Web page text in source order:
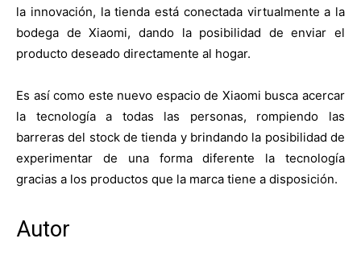
la innovación, la tienda está conectada virtualmente a la
bodega de Xiaomi, dando la posibilidad de enviar el
producto deseado directamente al hogar.
Es así como este nuevo espacio de Xiaomi busca acercar
la tecnología a todas las personas, rompiendo las
barreras del stock de tienda y brindando la posibilidad de
experimentar de una forma diferente la tecnología
gracias a los productos que la marca tiene a disposición.
Autor